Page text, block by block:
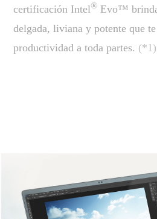
certificación Intel® Evo™
delgada, liviana y potente que
productividad a toda partes. (*1)